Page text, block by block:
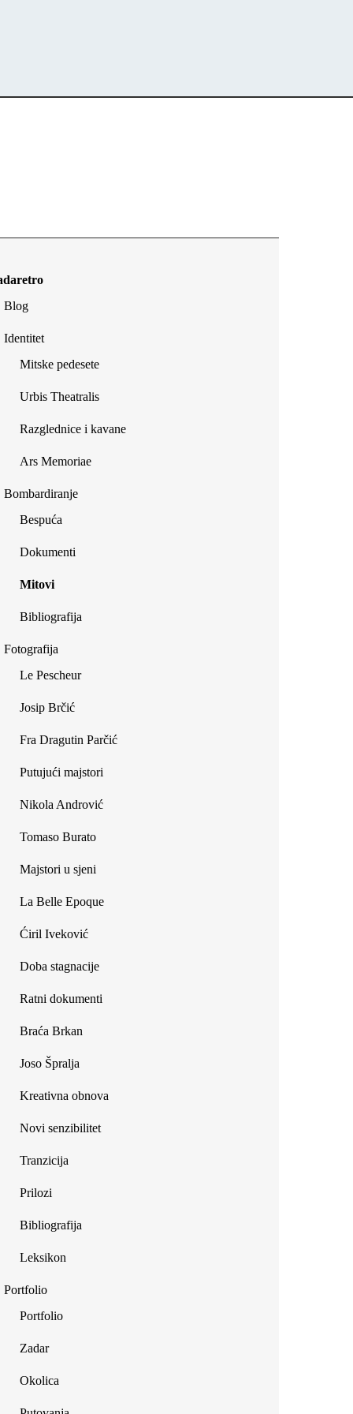
Blog
Identitet
Mitske pedesete
Urbis Theatralis
Razglednice i kavane
Ars Memoriae
Bombardiranje
Bespuća
Dokumenti
Mitovi
Bibliografija
Fotografija
Le Pescheur
Josip Brčić
Fra Dragutin Parčić
Putujući majstori
Nikola Andrović
Tomaso Burato
Majstori u sjeni
La Belle Epoque
Ćiril Iveković
Doba stagnacije
Ratni dokumenti
Braća Brkan
Joso Špralja
Kreativna obnova
Novi senzibilitet
Tranzicija
Prilozi
Bibliografija
Leksikon
Portfolio
Portfolio
Zadar
Okolica